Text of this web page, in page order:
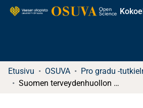
Etusivu OSUVA
Suomen terveydenhuollon rahoitus mallina kansallinen terveysrahasto (Kela-malli)